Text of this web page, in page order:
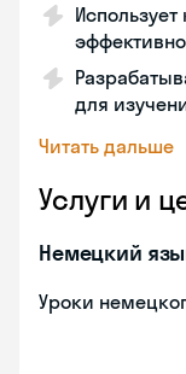
для
Читать дальше
Услуги и
Немецкий
Уроки